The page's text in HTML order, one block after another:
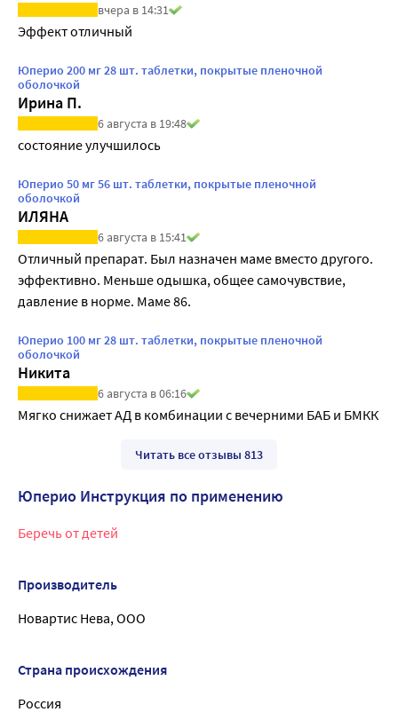
вчера в 14:31
Эффект отличный
Юперио 200 мг 28 шт. таблетки, покрытые пленочной
оболочкой
Ирина П.
6 августа в 19:48
состояние улучшилось
Юперио 50 мг 56 шт. таблетки, покрытые пленочной
оболочкой
ИЛЯНА
6 августа в 15:41
Отличный препарат. Был назначен маме вместо другого.
эффективно. Меньше одышка, общее самочувствие,
давление в норме. Маме 86.
Юперио 100 мг 28 шт. таблетки, покрытые пленочной
оболочкой
Никита
6 августа в 06:16
Мягко снижает АД в комбинации с вечерними БАБ и БМКК
Читать все отзывы 813
Юперио Инструкция по применению
Беречь от детей
Производитель
Новартис Нева, ООО
Страна происхождения
Россия